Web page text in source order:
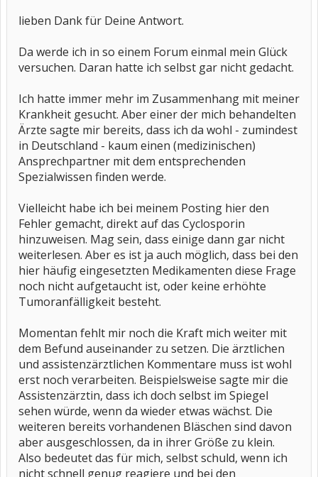
lieben Dank für Deine Antwort.
Da werde ich in so einem Forum einmal mein Glück
versuchen. Daran hatte ich selbst gar nicht gedacht.
Ich hatte immer mehr im Zusammenhang mit meiner
Krankheit gesucht. Aber einer der mich behandelten
Ärzte sagte mir bereits, dass ich da wohl - zumindest
in Deutschland - kaum einen (medizinischen)
Ansprechpartner mit dem entsprechenden
Spezialwissen finden werde.
Vielleicht habe ich bei meinem Posting hier den
Fehler gemacht, direkt auf das Cyclosporin
hinzuweisen. Mag sein, dass einige dann gar nicht
weiterlesen. Aber es ist ja auch möglich, dass bei den
hier häufig eingesetzten Medikamenten diese Frage
noch nicht aufgetaucht ist, oder keine erhöhte
Tumoranfälligkeit besteht.
Momentan fehlt mir noch die Kraft mich weiter mit
dem Befund auseinander zu setzen. Die ärztlichen
und assistenzärztlichen Kommentare muss ist wohl
erst noch verarbeiten. Beispielsweise sagte mir die
Assistenzärztin, dass ich doch selbst im Spiegel
sehen würde, wenn da wieder etwas wächst. Die
weiteren bereits vorhandenen Bläschen sind davon
aber ausgeschlossen, da in ihrer Größe zu klein.
Also bedeutet das für mich, selbst schuld, wenn ich
nicht schnell genug reagiere und bei den